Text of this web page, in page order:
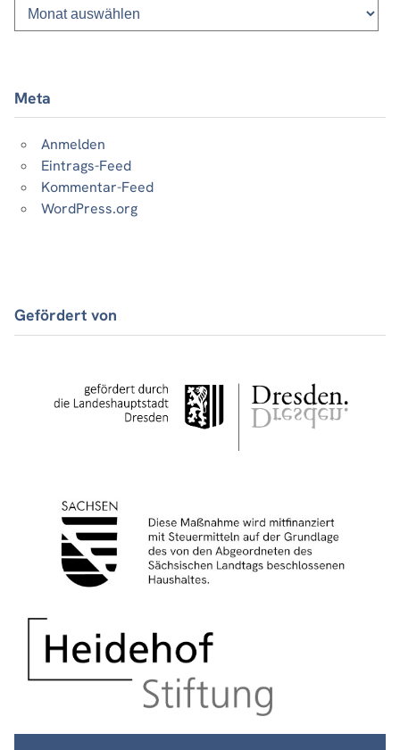
vergangener
Beiträge
Meta
Anmelden
Eintrags-Feed
Kommentar-Feed
WordPress.org
Gefördert von